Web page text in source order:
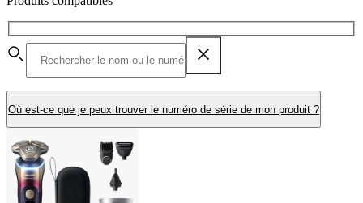
Où est-ce que je peux trouver le numéro de série de mon produit ?